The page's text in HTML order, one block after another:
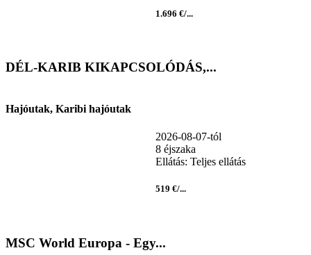
1.696 €/...
DÉL-KARIB KIKAPCSOLÓDÁS,...
Hajóutak, Karibi hajóutak
2026-08-07-tól
8 éjszaka
Ellátás: Teljes ellátás
519 €/...
MSC World Europa - Egy...